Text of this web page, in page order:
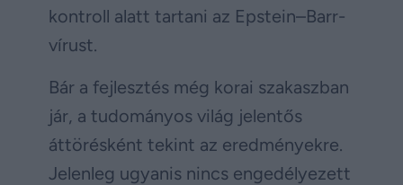
kontroll alatt tartani az Epstein–Barr-
vírust.
Bár a fejlesztés még korai szakaszban
jár, a tudományos világ jelentős
áttörésként tekint az eredményekre.
Jelenleg ugyanis nincs engedélyezett